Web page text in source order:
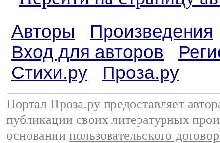
Авторы
Произведения
Вход для авторов
Стихи.ру
Проза.ру
Портал Проза.ру предоставляет
публикации своих литературных
основании пользовательского